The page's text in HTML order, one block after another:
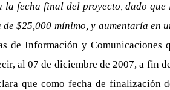
fecha final del proyecto, dado
$25,000 mínimo, y aumentaría
de Información y
al 07 de diciembre de 2007, a fin
que como fecha de finalización